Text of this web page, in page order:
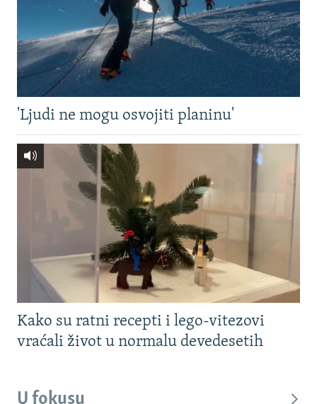
'Ljudi ne mogu osvojiti planinu'
Kako su ratni recepti i lego-vitezovi
vraćali život u normalu devedesetih
U fokusu